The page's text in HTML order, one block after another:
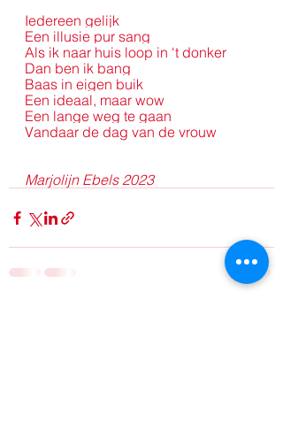
Iedereen gelijk
Een illusie pur sang
Als ik naar huis loop in ‘t donker
Dan ben ik bang
Baas in eigen buik
Een ideaal, maar wow
Een lange weg te gaan
Vandaar de dag van de vrouw
Marjolijn Ebels 2023